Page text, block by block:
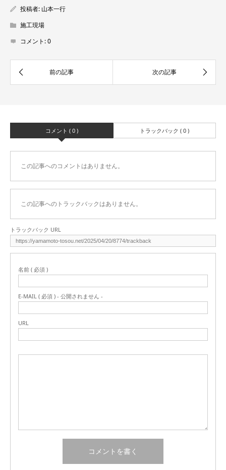
投稿者: 山本一行
施工現場
コメント:0
コメント ( 0 ) トラックバック ( 0 )
この記事へのコメントはありません。
この記事へのトラックバックはありません。
トラックバック URL
名前 ( 必須 )
E-MAIL ( 必須 ) - 公開されません -
URL